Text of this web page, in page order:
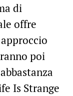
di
offre
poi
Is Strange